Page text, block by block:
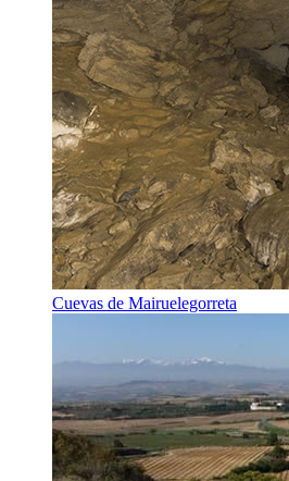
Cuevas de Mairuelegorreta